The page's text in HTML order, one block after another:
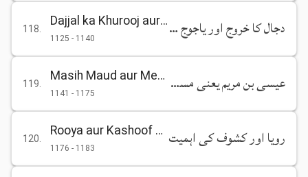
118
Dajjal ka Khurooj aur Yajooj Majooj
1125 - 1140 دجال کا خروج اور یاجوج ماجوج کا ظہور
119
Masih Maud aur Mehdi Maud ka Zahoor
1141 - 1175 عیسی بن مریم یعنی مسیح موعود اور مہدی معہود ؑ کا ظہور
120
Rooya aur Kashoof ki Ahmiyat
1176 - 1183 رویا اور کشوف کی اہمیت